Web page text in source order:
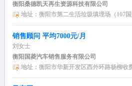
衡阳桑德凯天再生资源科技有限公司
地址：衡阳市第二生活垃圾填埋场（107国道华
销售顾问 平均7000元/月
刘女士
衡阳国菱汽车销售服务有限公司
地址：衡阳市华新开发区西外环路杨柳收